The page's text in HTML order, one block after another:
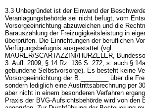
3.3 Unbegründet ist der Einwand der
Veranlagungsbehörde sei nicht befugt, vom
Vorsorgeeinrichtung abzuweichen und die
Barauszahlung der Freizügigkeitsleistung in
überprüfen. Die Einrichtungen der beruflichen
Verfügungsbefugnis ausgestattet (vgl.
MAURER/SCARTAZZINI/HÜRZELER,
3. Aufl. 2009, § 14 Rz. 136 S. 272, s. auch §
gebundene Selbstvorsorge). Es besteht keine
Vorsorgeeinrichtung der B.________ über die
sondern lediglich eine Austrittsabrechnung per
aber nicht in einem besonderen Verfahren
Praxis der BVG-Aufsichtsbehörde wird von den